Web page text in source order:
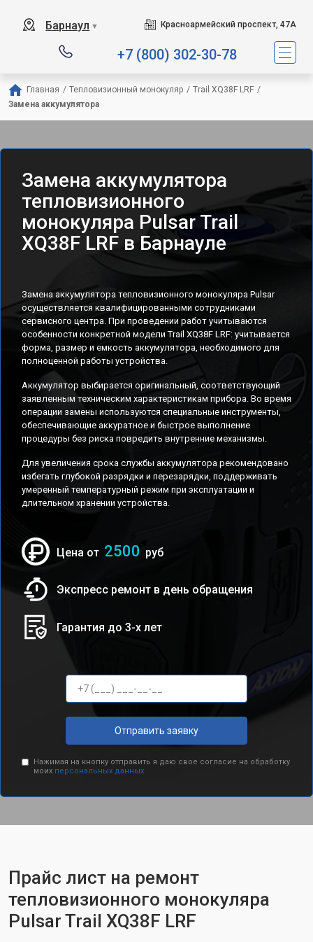
Барнаул ▼ Красноармейский проспект, 47А
+7 (800) 302-30-78
Главная / Тепловизионный монокуляр / Trail XQ38F LRF /
Замена аккумулятора
Замена аккумулятора
тепловизионного
монокуляра Pulsar Trail
XQ38F LRF в Барнауле
Замена аккумулятора тепловизионного монокуляра Pulsar
осуществляется квалифицированными сотрудниками
сервисного центра. При проведении работ учитываются
особенности конкретной модели Trail XQ38F LRF: учитывается
форма, размер и емкость аккумулятора, необходимого для
полноценной работы устройства.
Аккумулятор выбирается оригинальный, соответствующий
заявленным техническим характеристикам прибора. Во время
операции замены используются специальные инструменты,
обеспечивающие аккуратное и быстрое выполнение
процедуры без риска повредить внутренние механизмы.
Для увеличения срока службы аккумулятора рекомендовано
избегать глубокой разрядки и перезарядки, поддерживать
умеренный температурный режим при эксплуатации и
длительном хранении устройства.
Цена от 2500 руб
Экспресс ремонт в день обращения
Гарантия до 3-х лет
Отправить заявку
Нажимая на кнопку отправить я даю свое согласие на обработку
моих персональных данных.
Прайс лист на ремонт
тепловизионного монокуляра
Pulsar Trail XQ38F LRF